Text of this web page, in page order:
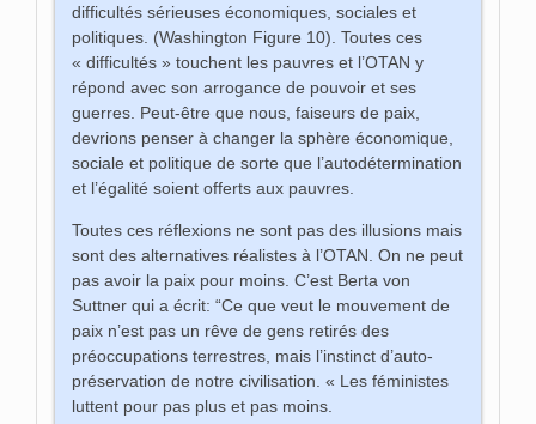
difficultés sérieuses économiques, sociales et
politiques. (Washington Figure 10). Toutes ces
« difficultés » touchent les pauvres et l’OTAN y
répond avec son arrogance de pouvoir et ses
guerres. Peut-être que nous, faiseurs de paix,
devrions penser à changer la sphère économique,
sociale et politique de sorte que l’autodétermination
et l’égalité soient offerts aux pauvres.
Toutes ces réflexions ne sont pas des illusions mais
sont des alternatives réalistes à l’OTAN. On ne peut
pas avoir la paix pour moins. C’est Berta von
Suttner qui a écrit: “Ce que veut le mouvement de
paix n’est pas un rêve de gens retirés des
préoccupations terrestres, mais l’instinct d’auto-
préservation de notre civilisation. « Les féministes
luttent pour pas plus et pas moins.